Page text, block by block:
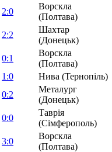
2:0
Ворскла
(Полтава)
2:2
Шахтар
(Донецьк)
0:1
Ворскла
(Полтава)
1:0
Нива (Тернопіль)
0:2
Металург
(Донецьк)
0:0
Таврія
(Сімферополь)
3:0
Ворскла
(Полтава)